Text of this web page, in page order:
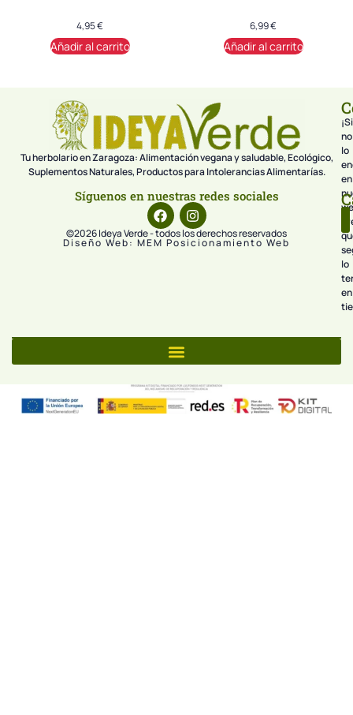
4,95€
Añadir al carrito
6,99€
Añadir al carrito
Tu herbolario en Zaragoza: Alimentación vegana y saludable, Ecológico,
Suplementos Naturales, Productos para Intolerancias Alimentarías.
Síguenos en nuestras redes sociales
©2026 Ideya Verde - todos los derechos reservados
Diseño Web: MEM Posicionamiento Web
¡Si
no
lo
en
lo
en